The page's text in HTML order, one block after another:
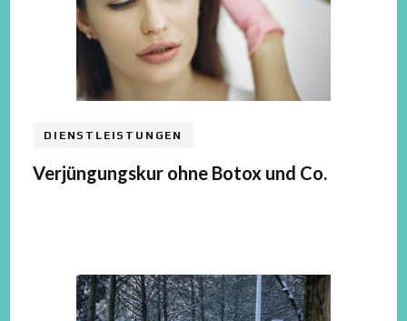
DIENSTLEISTUNGEN
Verjüngungskur ohne Botox und Co.